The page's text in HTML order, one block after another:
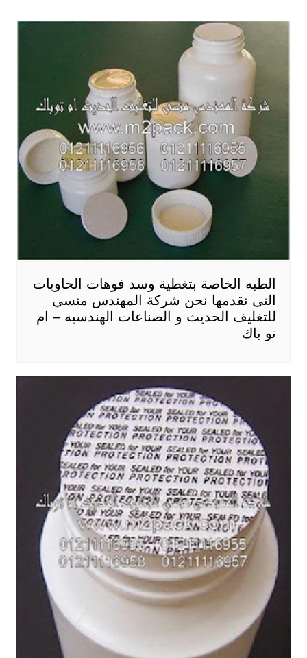
الطبه الخاصة بتغطية وسد فوهات الحاويات
التى نقدمها نحن شركة المهندس منسي
للتغليف الحديث و الصناعات الهندسيه – ام
تو باك